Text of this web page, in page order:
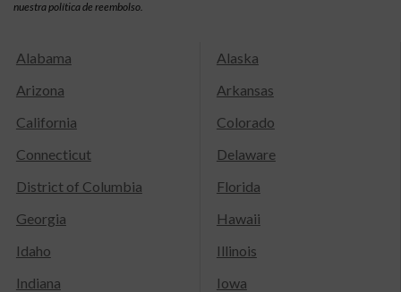
nuestra política de reembolso.
Alabama
Alaska
Arizona
Arkansas
California
Colorado
Connecticut
Delaware
District of Columbia
Florida
Georgia
Hawaii
Idaho
Illinois
Indiana
Iowa